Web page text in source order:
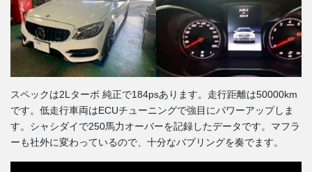
スペックは2Lターボ 純正で184psあります。走行距離は50000km
です。低走行車両はECUチューニングで強目にパワーアップしま
す。シャシダイで250馬力オーバーを記録したデータです。マフラ
ーも社外に変わっているので、十分なバブリングを奏でます。